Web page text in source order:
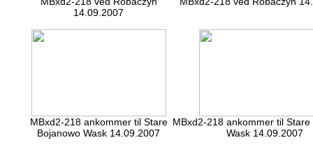
14.09.2007
MBxd2-218 ankommer til Stare
Bojanowo Wask 14.09.2007
MBxd2-218 ankommer til Stare
Wask 14.09.2007